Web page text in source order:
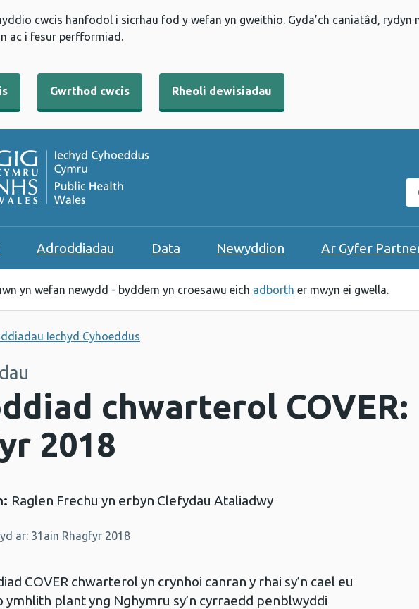
cwcis hanfodol i sicrhau fod y wefan yn gweithio. Gyda’ch caniatâd,
ac i fesur perfformiad.
Gwrthod cwcis Rheoli dewisiadau
Adroddiadau Data Newyddion Ar Gyfer
yn wefan newydd - byddem yn croesawu eich adborth er mwyn ei gwella.
Iechyd Cyhoeddus
chwarterol
2018
Raglen Frechu yn erbyn Clefydau Ataliadwy
ar: 31ain Rhagfyr 2018
COVER chwarterol yn crynhoi canran y rhai sy’n cael eu
ymhlith plant yng Nghymru sy’n cyrraedd penblwyddi